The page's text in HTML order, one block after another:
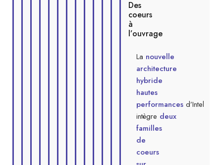
Des
coeurs
à
l’ouvrage
La nouvelle
architecture
hybride
hautes
performances d’Intel
intègre deux
familles
de
coeurs